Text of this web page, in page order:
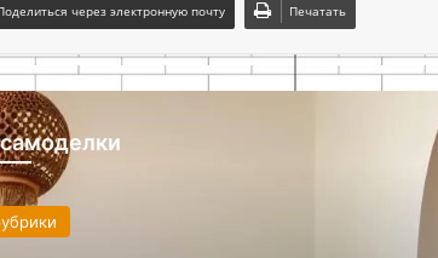
через электронную почту Печатать